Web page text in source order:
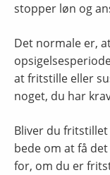
stopper løn og
Det normale er,
at fritstille eller
noget, du har
Bliver du
bede om at få
for, om du er